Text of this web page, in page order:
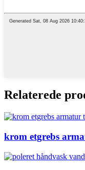
Relaterede
krom etgrebs